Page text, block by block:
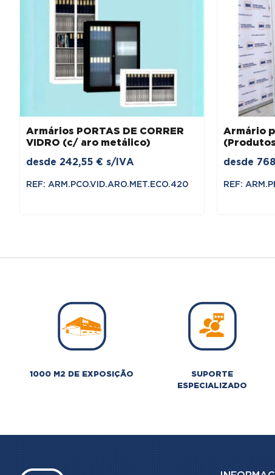
Armários PORTAS DE CORRER
VIDRO (c/ aro metálico)
desde 242,55 € s/IVA
REF: ARM.PCO.VID.ARO.MET.ECO.420
Armário
desde
REF:
1000 M2 DE EXPOSIÇÃO
SUPORTE
ESPECIALIZADO